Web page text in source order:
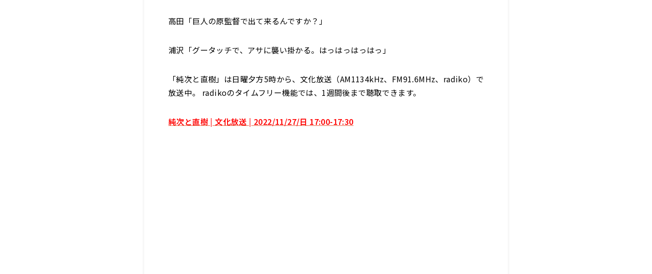
高田「巨人の原監督で出て来るんですか？」
浦沢「グータッチで、アサに襲い掛かる。はっはっはっはっ」
「純次と直樹」は日曜夕方5時から、文化放送（AM1134kHz、FM91.6MHz、radiko）で
放送中。 radikoのタイムフリー機能では、1週間後まで聴取できます。
純次と直樹 | 文化放送 | 2022/11/27/日 17:00-17:30